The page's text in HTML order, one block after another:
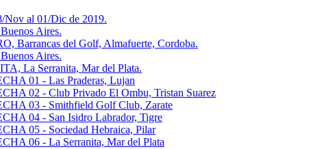
al 01/Dic de 2019.
Aires.
Barrancas del Golf, Almafuerte, Cordoba.
Aires.
La Serranita, Mar del Plata.
01 - Las Praderas, Lujan
02 - Club Privado El Ombu, Tristan Suarez
03 - Smithfield Golf Club, Zarate
04 - San Isidro Labrador, Tigre
05 - Sociedad Hebraica, Pilar
06 - La Serranita, Mar del Plata